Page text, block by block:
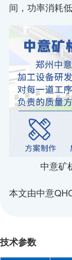
间，功率消耗
中意矿
本文由中意
技术参数